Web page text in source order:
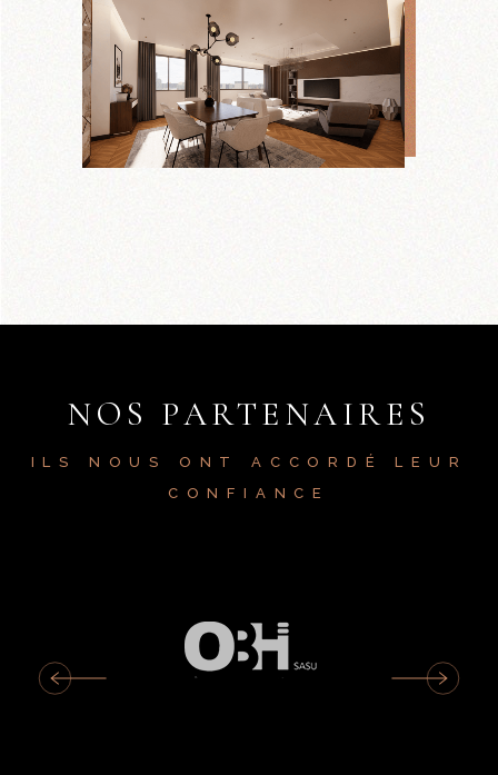
NOS PARTENAIRES
ILS NOUS ONT ACCORDÉ LEUR
CONFIANCE